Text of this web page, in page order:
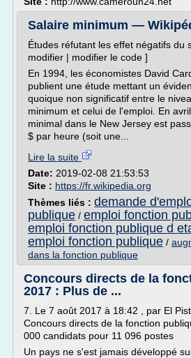
Salaire minimum —
Études réfutant les effet négatifs du
modifier | modifier le code ]
En 1994, les économistes David
publient une étude mettant un
quoique non significatif entre le
minimum et celui de l'emploi. En
minimal dans le New Jersey est
$ par heure (soit une...
Lire la suite
Date: 2019-02-08 21:53:53
Site : https://fr.wikipedia.org
Thèmes liés : demande
publique / emploi fonction
emploi fonction publique d
emploi fonction publique /
dans la fonction publique
Concours directs de la
2017 : Plus de ...
7. Le 7 août 2017 à 18:42 , par El
Concours directs de la fonction
000 candidats pour 11 096 postes
Un pays ne s'est jamais développé